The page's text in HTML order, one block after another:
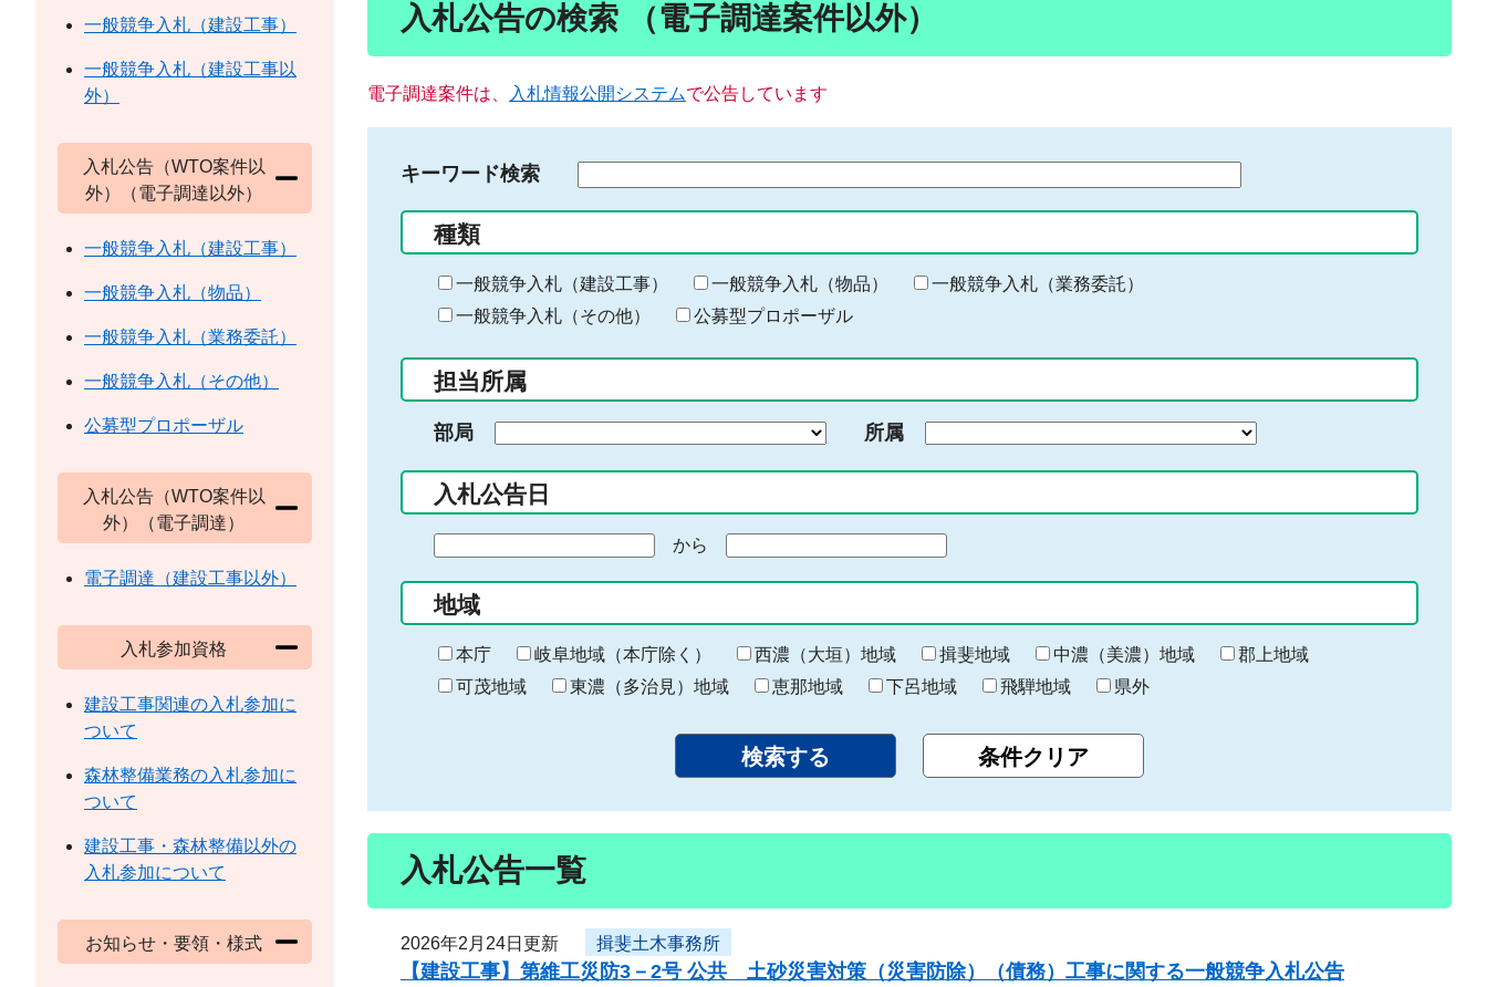
入札公告の検索 （電子調達案件以外）
電子調達案件は、 入札情報公開システムで公告しています
キーワード検索
る
キ
ー
ー
入
力
種類
一般競争入札（建設工事） 一般競争入札（物品）
一般競争入札（業務委託）
一般競争入札（その他）
公募型プロポーザル
担当所属
部局 所属
入札公告日
の
始
ま
り
から
終
わ
り
地域
本庁 岐阜地域（本庁除く） 西濃（大垣）地域 揖斐地域 中濃（美濃）地域
郡上地域
可茂地域
東濃（多治見）地域 恵那地域 下呂地域 飛騨地域 県外
入札公告一覧
2026年2月24日更新 揖斐土木事務所
【建設工事】第維工災防3－2号 公共 土砂災害対策（災害防除）（債務）工事に関する一般競争入札公告
一般競争入札（建設工事）
一般競争入札（建設工事以
外）
入札公告（WTO案件以
外）（電子調達以外）
一般競争入札（建設工事）
一般競争入札（物品）
一般競争入札（業務委託）
一般競争入札（その他）
公募型プロポーザル
入札公告（WTO案件以
外）（電子調達）
電子調達（建設工事以外）
入札参加資格
建設工事関連の入札参加に
ついて
森林整備業務の入札参加に
ついて
建設工事・森林整備以外の
入札参加について
お知らせ・要領・様式